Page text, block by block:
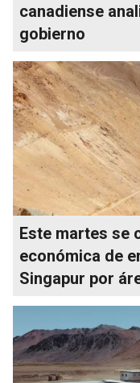
canadiense
gobierno
Este martes se
económica de
Singapur por